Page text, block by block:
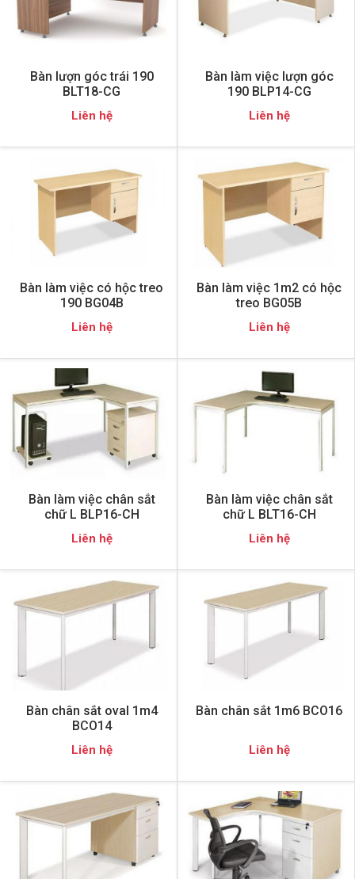
Bàn lượn góc trái 190
BLT18-CG
Liên hệ
Bàn làm việc lượn góc
190 BLP14-CG
Liên hệ
Bàn làm việc có hộc treo
190 BG04B
Liên hệ
Bàn làm việc 1m2 có hộc
treo BG05B
Liên hệ
Bàn làm việc chân sắt
chữ L BLP16-CH
Liên hệ
Bàn làm việc chân sắt
chữ L BLT16-CH
Liên hệ
Bàn chân sắt oval 1m4
BCO14
Liên hệ
Bàn chân sắt 1m6 BCO16
Liên hệ